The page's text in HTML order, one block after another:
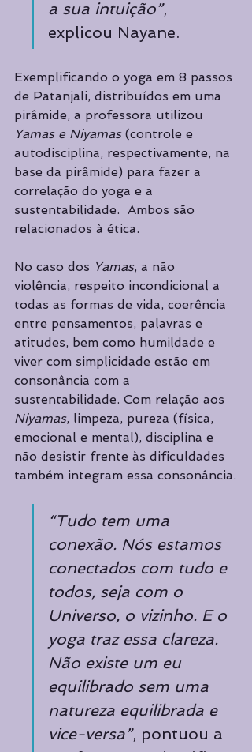
a sua intuição”,
explicou Nayane.
Exemplificando o yoga em 8 passos
de Patanjali, distribuídos em uma
pirâmide, a professora utilizou
Yamas e Niyamas (controle e
autodisciplina, respectivamente, na
base da pirâmide) para fazer a
correlação do yoga e a
sustentabilidade.  Ambos são
relacionados à ética.
No caso dos Yamas, a não
violência, respeito incondicional a
todas as formas de vida, coerência
entre pensamentos, palavras e
atitudes, bem como humildade e
viver com simplicidade estão em
consonância com a
sustentabilidade. Com relação aos
Niyamas, limpeza, pureza (física,
emocional e mental), disciplina e
não desistir frente às dificuldades
também integram essa consonância.
“Tudo tem uma
conexão. Nós estamos
conectados com tudo e
todos, seja com o
Universo, o vizinho. E o
yoga traz essa clareza.
Não existe um eu
equilibrado sem uma
natureza equilibrada e
vice-versa”, pontuou a